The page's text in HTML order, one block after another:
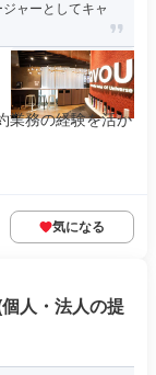
ャーとしてキャ
業務の経験を活か
気になる
人・法人の提